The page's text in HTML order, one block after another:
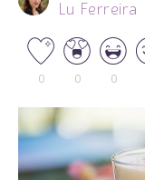
Lu Ferreira
0 0 0